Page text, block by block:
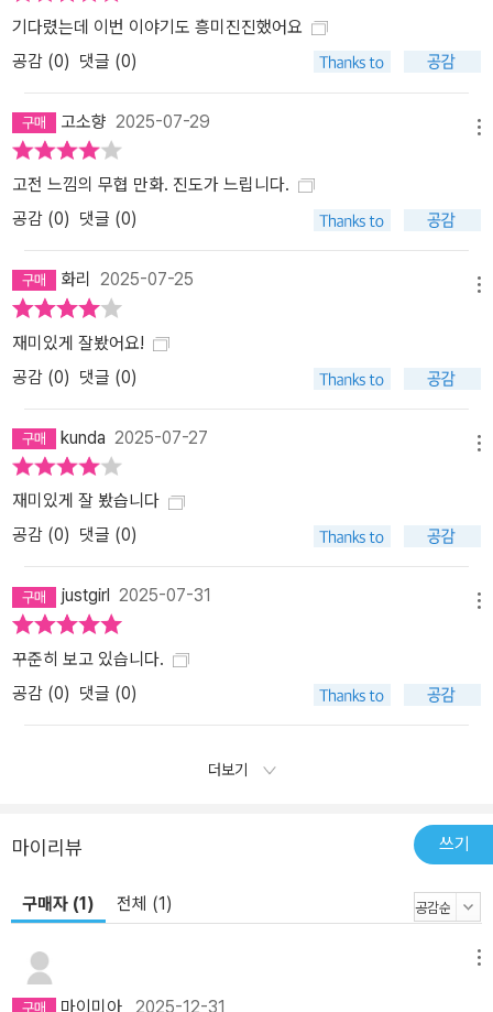
기다렸는데 이번 이야기도 흥미진진했어요
공감 (0) 댓글 (0)
고소향 2025-07-29
고전 느낌의 무협 만화. 진도가 느립니다.
공감 (0) 댓글 (0)
화리 2025-07-25
재미있게 잘봤어요!
공감 (0) 댓글 (0)
kunda 2025-07-27
재미있게 잘 봤습니다
공감 (0) 댓글 (0)
justgirl 2025-07-31
꾸준히 보고 있습니다.
공감 (0) 댓글 (0)
더보기
마이리뷰 쓰기
구매자 (1) 전체 (1)
마이미아 2025-12-31